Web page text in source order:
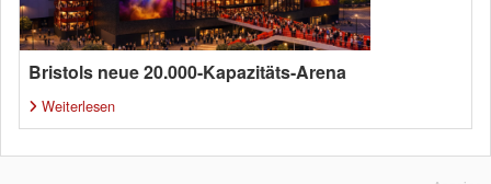
Bristols neue 20.000-Kapazitäts-Arena
Weiterlesen